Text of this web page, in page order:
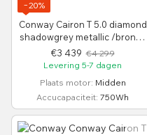
−20%
Conway Cairon T 5.0 diamond
shadowgrey metallic /bronze
metallic S /41 cm /28"
€3 439 €4 299
Levering 5-7 dagen
Plaats motor Midden
Accucapaciteit 750Wh